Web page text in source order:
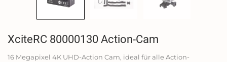
XciteRC 80000130 Action-Cam
16 Megapixel 4K UHD-Action Cam, ideal für alle Action-